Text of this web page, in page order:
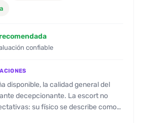
confiable
disponible, la calidad general del
decepcionante. La escort no
su físico se describe como
pero también una barriga